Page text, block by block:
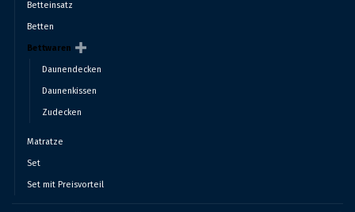
Betteinsatz
Betten
Bettwaren
Daunendecken
Daunenkissen
Zudecken
Matratze
Set
Set mit Preisvorteil